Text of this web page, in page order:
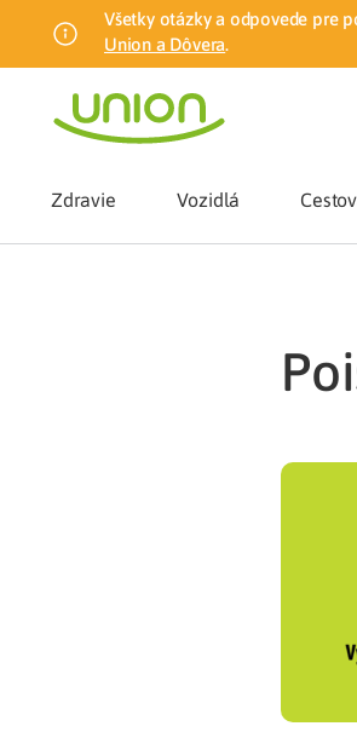
Všetky otázky a odpovede pre
Union a Dôvera.
Zdravie Vozidlá